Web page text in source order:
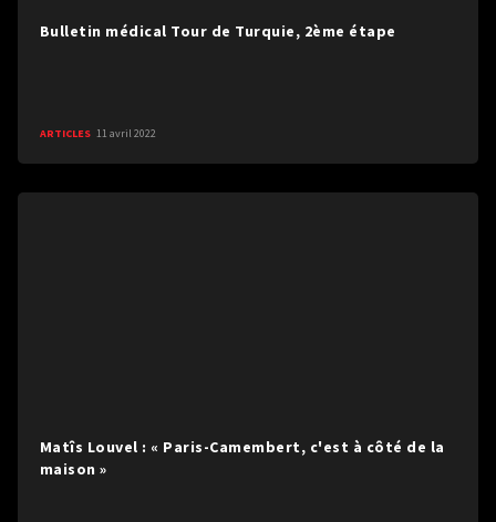
Bulletin médical Tour de Turquie, 2ème étape
ARTICLES 11 avril 2022
Matîs Louvel : « Paris-Camembert, c'est à côté de la
maison »